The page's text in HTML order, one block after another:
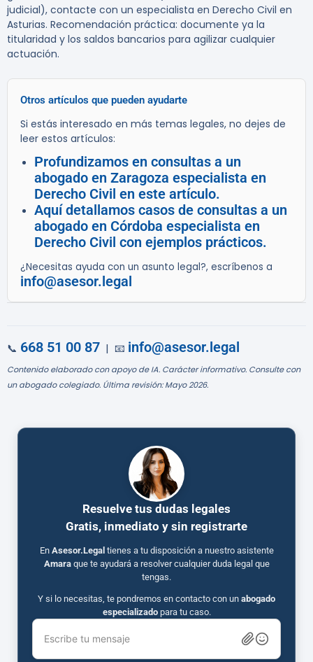
judicial), contacte con un especialista en Derecho Civil en
Asturias. Recomendación práctica: documente ya la
titularidad y los saldos bancarios para agilizar cualquier
actuación.
Otros artículos que pueden ayudarte
Si estás interesado en más temas legales, no dejes de
leer estos artículos:
Profundizamos en consultas a un
abogado en Zaragoza especialista en
Derecho Civil en este artículo.
Aquí detallamos casos de consultas a un
abogado en Córdoba especialista en
Derecho Civil con ejemplos prácticos.
¿Necesitas ayuda con un asunto legal?, escríbenos a
info@asesor.legal
📞 668 51 00 87 | 📧 info@asesor.legal
Contenido elaborado con apoyo de IA. Carácter informativo. Consulte con
un abogado colegiado. Última revisión: Mayo 2026.
Resuelve tus dudas legales
Gratis, inmediato y sin registrarte
En Asesor.Legal tienes a tu disposición a nuestro asistente
Amaraque te ayudará a resolver cualquier duda legal que
tengas.
Y si lo necesitas, te pondremos en contacto con un abogado
especializadopara tu caso.
Escribe tu mensaje